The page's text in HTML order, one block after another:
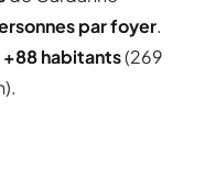
par foyer.
+88 habitants(269